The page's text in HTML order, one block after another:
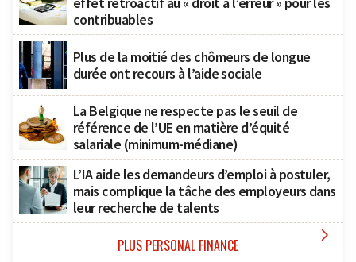
contribuables
Plus de la moitié des chômeurs de longue
durée ont recours à l’aide sociale
La Belgique ne respecte pas le seuil de
référence de l’UE en matière d’équité
salariale (minimum-médiane)
L’IA aide les demandeurs d’emploi à postuler,
mais complique la tâche des employeurs dans
leur recherche de talents
PLUS PERSONAL FINANCE 